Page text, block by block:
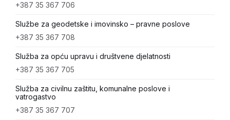
+387 35 367 706
Službe za geodetske i imovinsko – pravne poslove
+387 35 367 708
Služba za opću upravu i društvene djelatnosti
+387 35 367 705
Služba za civilnu zaštitu, komunalne poslove i
vatrogastvo
+387 35 367 707